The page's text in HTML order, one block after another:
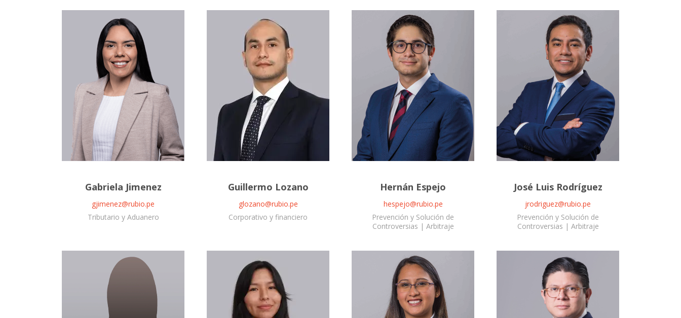
Gabriela Jimenez
gjimenez@rubio.pe
Tributario y Aduanero
Guillermo Lozano
glozano@rubio.pe
Corporativo y financiero
Hernán Espejo
hespejo@rubio.pe
Prevención y Solución de
Controversias | Arbitraje
José Luis Rodríguez
jrodriguez@rubio.pe
Prevención y Solución de
Controversias | Arbitraje